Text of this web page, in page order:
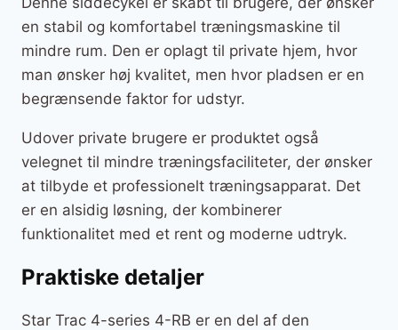
en stabil og komfortabel træningsmaskine til
mindre rum. Den er oplagt til private hjem, hvor
man ønsker høj kvalitet, men hvor pladsen er en
begrænsende faktor for udstyr.
Udover private brugere er produktet også
velegnet til mindre træningsfaciliteter, der ønsker
at tilbyde et professionelt træningsapparat. Det
er en alsidig løsning, der kombinerer
funktionalitet med et rent og moderne udtryk.
Praktiske detaljer
Star Trac 4-series 4-RB er en del af den